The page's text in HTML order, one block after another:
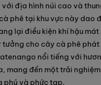
địa hình núi cao và
phê tại khu vực này dao
lại điều kiện khí hậu mát
tưởng cho cây cà phê phát
nổi tiếng với
mang đến một trải
phú và phức tạp.